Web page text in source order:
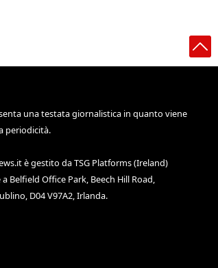
una testata giornalistica in quanto viene
periodicità.
è gestito da TSG Platforms (Ireland)
Belfield Office Park, Beech Hill Road,
D04 V97A2, Irlanda.